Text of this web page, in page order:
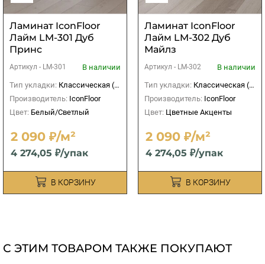
Ламинат IconFloor
Лайм LM-301 Дуб
Принс
Артикул - LM-301
В наличии
Тип укладки: Классическая (прямая)
Производитель: IconFloor
Цвет: Белый/Светлый
2 090 ₽/м²
4 274,05 ₽/упак
В КОРЗИНУ
Ламинат IconFloor
Лайм LM-302 Дуб
Майлз
Артикул - LM-302
В наличии
Тип укладки: Классическая (прямая)
Производитель: IconFloor
Цвет: Цветные Акценты
2 090 ₽/м²
4 274,05 ₽/упак
В КОРЗИНУ
С ЭТИМ ТОВАРОМ ТАКЖЕ ПОКУПАЮТ